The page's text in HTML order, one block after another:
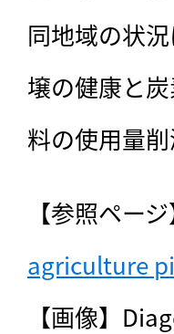
同地域の状
壌の健康と
料の使用量
【参照ページ
agriculture
【画像】